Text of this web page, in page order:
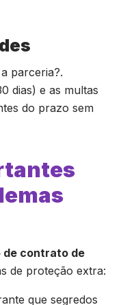
parceria?.
dias) e as multas
do prazo sem
de contrato de
de proteção extra:
que segredos